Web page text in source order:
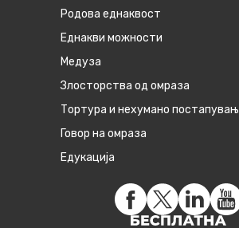
Родова еднаквост
Eднакви можности
Медуза
Злосторства од омраза
Тортура и нехумано
Говор на омраза
Едукација